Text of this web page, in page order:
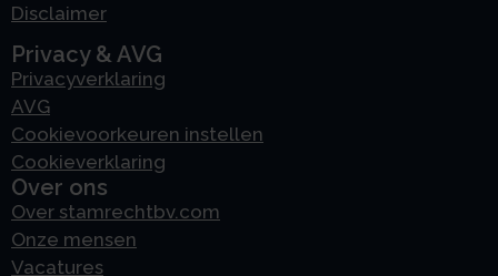
Disclaimer
Privacy & AVG
Privacyverklaring
AVG
Cookievoorkeuren instellen
Cookieverklaring
Over ons
Over stamrechtbv.com
Onze mensen
Vacatures